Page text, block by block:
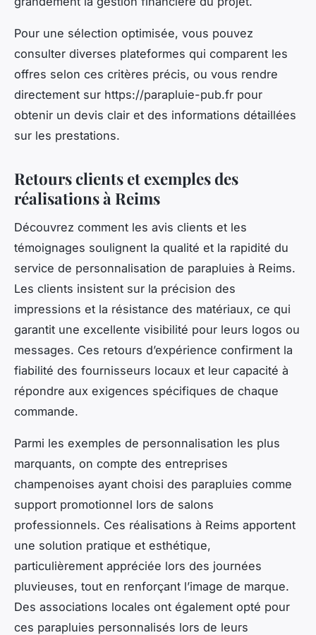
Pour une sélection optimisée, vous pouvez
consulter diverses plateformes qui comparent les
offres selon ces critères précis, ou vous rendre
directement sur https://parapluie-pub.fr pour
obtenir un devis clair et des informations détaillées
sur les prestations.
Retours clients et exemples des
réalisations à Reims
Découvrez comment les avis clients et les
témoignages soulignent la qualité et la rapidité du
service de personnalisation de parapluies à Reims.
Les clients insistent sur la précision des
impressions et la résistance des matériaux, ce qui
garantit une excellente visibilité pour leurs logos ou
messages. Ces retours d’expérience confirment la
fiabilité des fournisseurs locaux et leur capacité à
répondre aux exigences spécifiques de chaque
commande.
Parmi les exemples de personnalisation les plus
marquants, on compte des entreprises
champenoises ayant choisi des parapluies comme
support promotionnel lors de salons
professionnels. Ces réalisations à Reims apportent
une solution pratique et esthétique,
particulièrement appréciée lors des journées
pluvieuses, tout en renforçant l’image de marque.
Des associations locales ont également opté pour
ces parapluies personnalisés lors de leurs